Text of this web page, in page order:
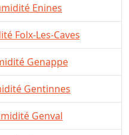
Enines
Folx-Les-Caves
Genappe
Gentinnes
Genval